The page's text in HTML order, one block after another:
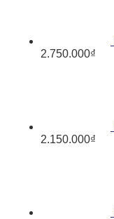
2.750.000₫
2.150.000₫